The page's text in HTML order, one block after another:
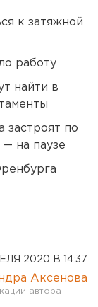
к затяжной
работу
найти в
застроят по
на паузе
2020 В 14:37
Аксенова